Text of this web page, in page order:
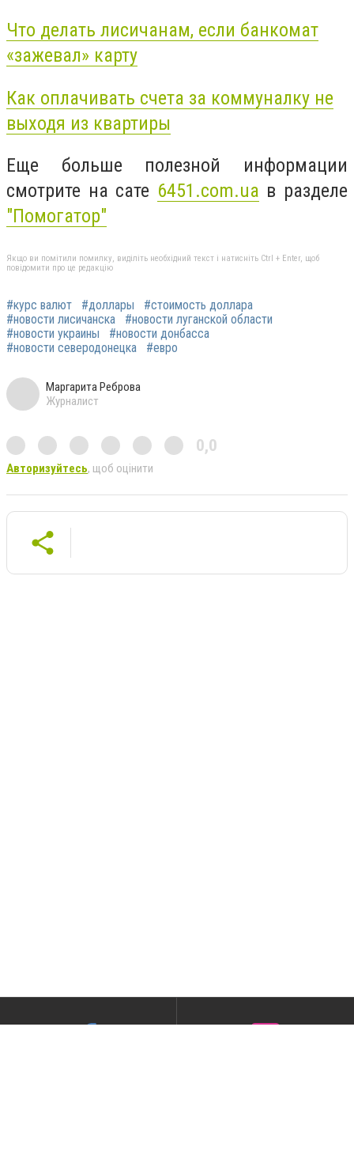
Что делать лисичанам, если банкомат
«зажевал» карту
Как оплачивать счета за коммуналку не
выходя из квартиры
Еще больше полезной информации
смотрите на сате 6451.com.ua в разделе
"Помогатор"
Якщо ви помітили помилку, виділіть необхідний текст і натисніть Ctrl + Enter, щоб
повідомити про це редакцію
#курс валют #доллары
#стоимость доллара
#новости лисичанска
#новости луганской области
#новости украины
#новости донбасса
#новости северодонецка
#евро
Маргарита Реброва
Журналист
0,0
Авторизуйтесь, щоб оцінити